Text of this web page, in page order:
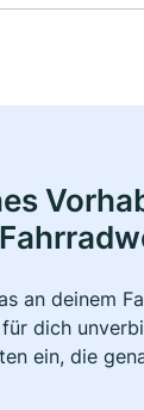
jedem E-
an deinem
dich
ein, die